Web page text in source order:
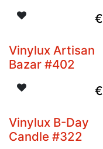
€
Vinylux Artisan
Bazar #402
€
Vinylux B-Day
Candle #322